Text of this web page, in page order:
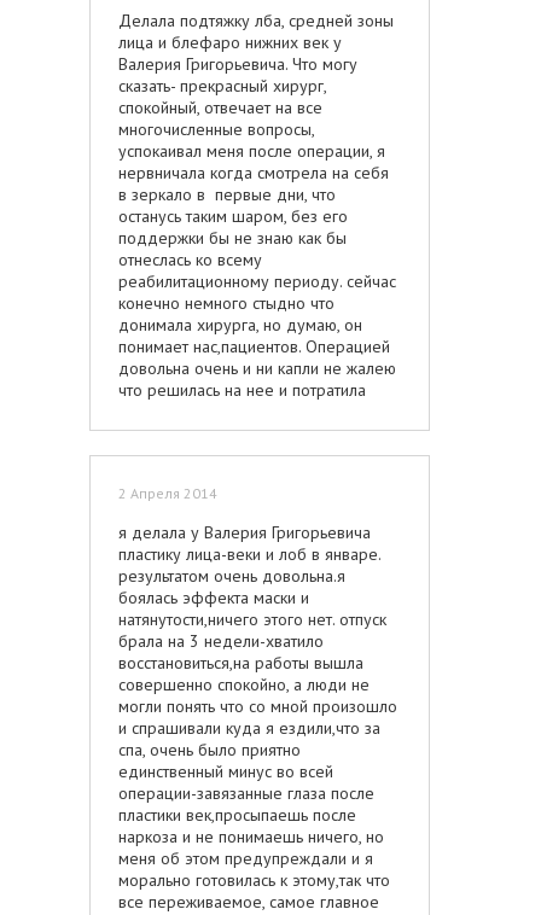
Делала подтяжку лба, средней зоны
лица и блефаро нижних век у
Валерия Григорьевича. Что могу
сказать- прекрасный хирург,
спокойный, отвечает на все
многочисленные вопросы,
успокаивал меня после операции, я
нервничала когда смотрела на себя
в зеркало в первые дни, что
останусь таким шаром, без его
поддержки бы не знаю как бы
отнеслась ко всему
реабилитационному периоду. сейчас
конечно немного стыдно что
донимала хирурга, но думаю, он
понимает нас,пациентов. Операцией
довольна очень и ни капли не жалею
что решилась на нее и потратила
молодое, тяжесть, которая у меня
появилась в последние годы,ушла,
Спасибо, доктор, ВАМ большое!
2 Апреля 2014
я делала у Валерия Григорьевича
пластику лица-веки и лоб в январе.
результатом очень довольна.я
боялась эффекта маски и
натянутости,ничего этого нет. отпуск
брала на 3 недели-хватило
восстановиться,на работы вышла
совершенно спокойно, а люди не
могли понять что со мной произошло
и спрашивали куда я ездили,что за
спа, очень было приятно
единственный минус во всей
операции-завязанные глаза после
пластики век,просыпаешь после
наркоза и не понимаешь ничего, но
меня об этом предупреждали и я
морально готовилась к этому,так что
все переживаемое, самое главное